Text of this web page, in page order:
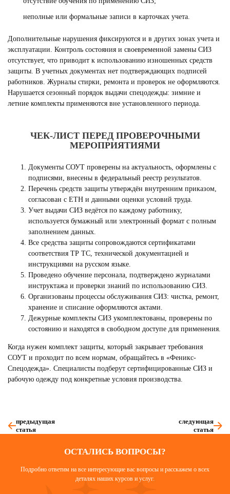
неполные или формальные записи в карточках учета.
Дополнительные нарушения фиксируются и в других зонах учета и
эксплуатации. Контроль состояния и своевременной замены СИЗ
отсутствует, что приводит к использованию изношенных средств
защиты. В учетных документах нет подтверждающих подписей
работников. Журналы стирки, ремонта и проверок не оформляются.
Нарушается сезонный порядок выдачи спецодежды: зимние и
летние комплекты применяются вне установленного периода.
ЧЕК-ЛИСТ ПЕРЕД ПРОВЕРОЧНЫМИ
МЕРОПРИЯТИЯМИ
Документы СОУТ проверены на актуальность, оформлены с
подписями, внесены в федеральный реестр результатов.
Перечень средств защиты утверждён внутренним приказом,
согласован с ЕТН и данными оценки условий труда.
Учет выдачи СИЗ ведётся по каждому работнику,
используется бумажный или электронный формат с полным
заполнением данных.
Все средства защиты сопровождаются сертификатами
соответствия ТР ТС, технической документацией и
инструкциями на русском языке.
Проведено обучение персонала, подтверждено журналами
инструктажа и проверки знаний по использованию СИЗ.
Организованы процессы обслуживания СИЗ: чистка, ремонт,
хранение и списание оформляются актами.
Дежурные комплекты СИЗ укомплектованы, проверены по
состоянию и находятся в свободном доступе для применения.
Когда нужен комплект защиты, который закрывает требования
СОУТ и проходит по всем нормам, обращайтесь в «Феникс-
Спецодежда». Специалисты подберут сертифицированные СИЗ и
рабочую одежду под конкретные условия производства.
предыдущая
статья
следующая
статья
ОСТАЛИСЬ ВОПРОСЫ?
Подробно ответим на все интересующие вас вопросы и расскажем о всех
деталях наших курсов и услуг.